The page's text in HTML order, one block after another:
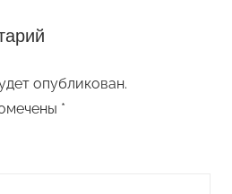
опубликован.
*